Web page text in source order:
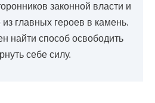
законной власти и
главных героев в камень.
найти способ освободить
себе силу.